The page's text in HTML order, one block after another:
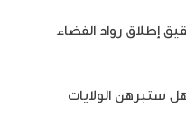
إطلاق رواد الفضاء
ستبرهن الولايات